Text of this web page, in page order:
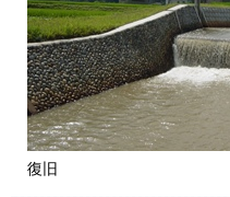
復旧